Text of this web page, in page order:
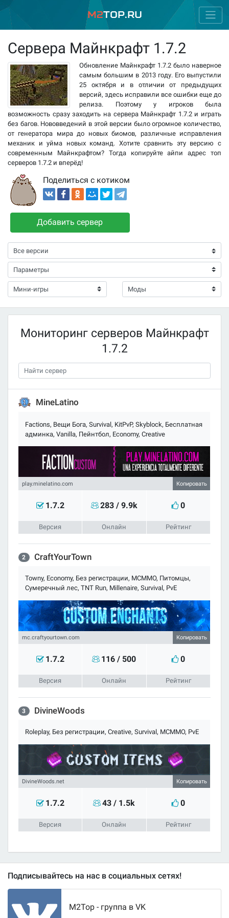
M2Top.ru
Сервера Майнкрафт 1.7.2
Обновление Майнкрафт 1.7.2 было наверное
самым большим в 2013 году. Его выпустили
25 октября и в отличии от предыдущих
версий, здесь исправили все ошибки еще до
релиза. Поэтому у игроков была
возможность сразу заходить на сервера Майнкрафт 1.7.2 и играть
без багов. Нововведений в этой версии было огромное количество,
от генератора мира до новых биомов, различные исправления
механик и уйма новых команд. Хотите сравнить эту версию с
современным Майнкрафтом? Тогда копируйте айпи адрес топ
серверов 1.7.2 и вперёд!
Поделиться с котиком
Добавить сервер
Мониторинг серверов Майнкрафт
1.7.2
MineLatino
Factions, Вещи Бога, Survival, KitPvP, Skyblock, Бесплатная
админка, Vanilla, Пейнтбол, Economy, Creative
Копировать
1.7.2 283 / 9.9k 0
2 CraftYourTown
Towny, Economy, Без регистрации, MCMMO, Питомцы,
Сумеречный лес, TNT Run, Millenaire, Survival, PvE
Копировать
1.7.2 116 / 500 0
3 DivineWoods
Roleplay, Без регистрации, Creative, Survival, MCMMO, PvE
Копировать
1.7.2 43 / 1.5k 0
Подписывайтесь на нас в социальных сетях!
M2Top - группа в VK